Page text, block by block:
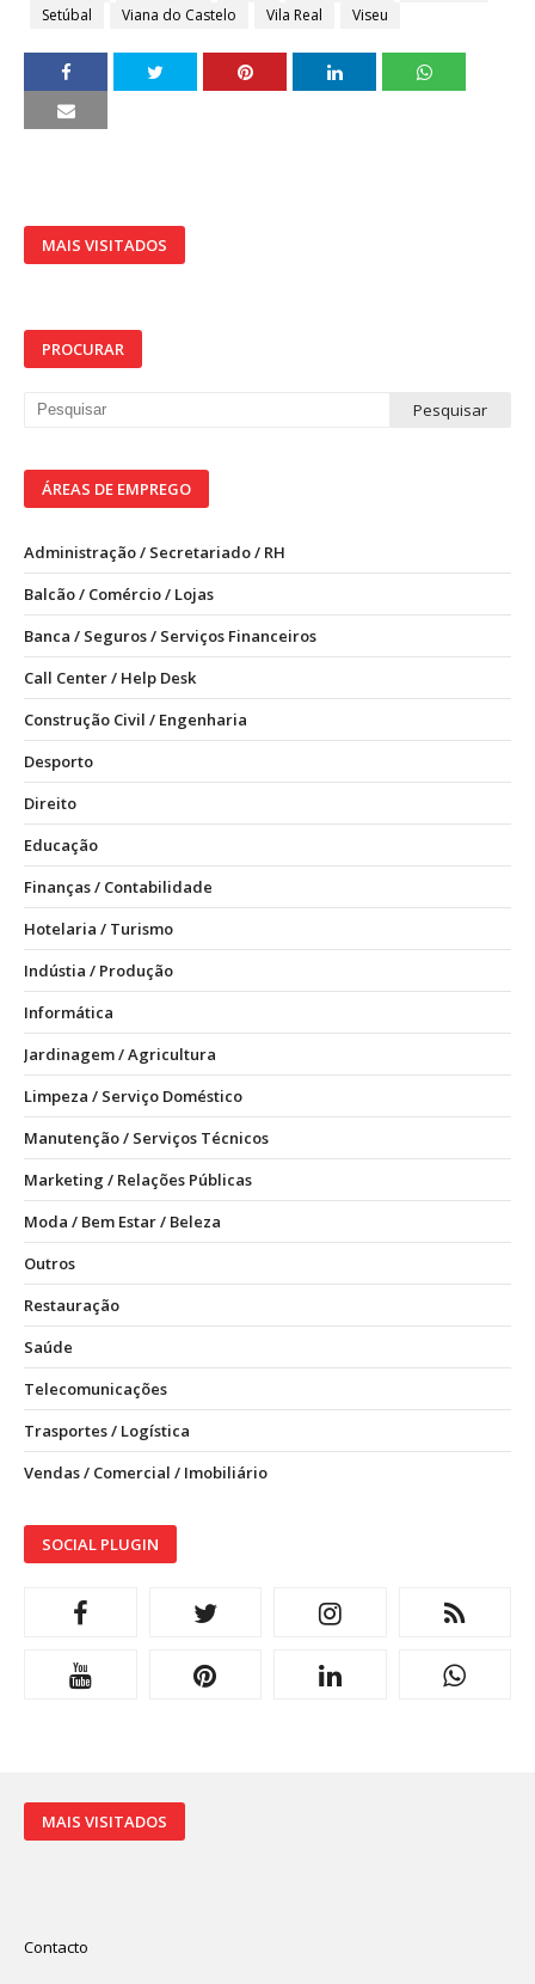
Setúbal
Viana do Castelo Vila Real Viseu
MAIS VISITADOS
PROCURAR
ÁREAS DE EMPREGO
Administração / Secretariado / RH
Balcão / Comércio / Lojas
Banca / Seguros / Serviços Financeiros
Call Center / Help Desk
Construção Civil / Engenharia
Desporto
Direito
Educação
Finanças / Contabilidade
Hotelaria / Turismo
Indústia / Produção
Informática
Jardinagem / Agricultura
Limpeza / Serviço Doméstico
Manutenção / Serviços Técnicos
Marketing / Relações Públicas
Moda / Bem Estar / Beleza
Outros
Restauração
Saúde
Telecomunicações
Trasportes / Logística
Vendas / Comercial / Imobiliário
SOCIAL PLUGIN
MAIS VISITADOS
Contacto